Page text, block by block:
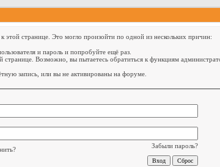
этой странице. Это могло произойти по одной из нескольких причин:
и пароль и попробуйте ещё раз.
странице. Возможно, вы пытаетесь обратиться к функциям
запись, или вы не активированы на форуме.
Забыли пароль?